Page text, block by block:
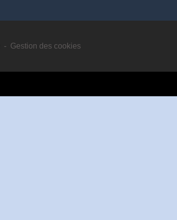
- Gestion des cookies